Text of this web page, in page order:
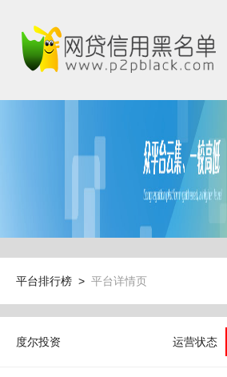
平台排行榜 > 平台详情页
度尔投资 运营状态